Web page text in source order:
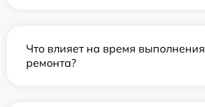
Что влияет на время выполнения
ремонта?